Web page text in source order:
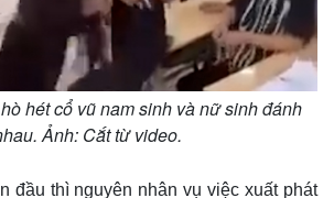
Video
Ảnh
E-Magazine
Infographic
hét cổ vũ nam sinh và nữ sinh đánh
Ảnh: Cắt từ video.
đầu thì nguyên nhân vụ việc xuất phát